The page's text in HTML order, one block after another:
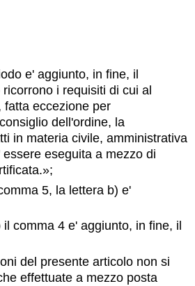
e' aggiunto, in fine, il
i requisiti di cui al
fatta eccezione per
dell'ordine, la
in materia civile, amministrativa
eseguita a mezzo di
5, la lettera b) e'
comma 4 e' aggiunto, in fine, il
del presente articolo non si
effettuate a mezzo posta